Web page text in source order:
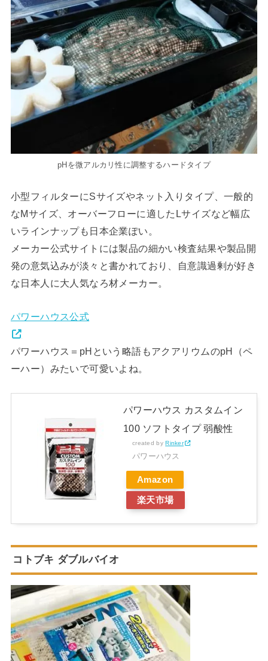
pHを微アルカリ性に調整するハードタイプ
小型フィルターにSサイズやネット入りタイプ、一般的
なMサイズ、オーバーフローに適したLサイズなど幅広
いラインナップも日本企業ぽい。
メーカー公式サイトには製品の細かい検査結果や製品開
発の意気込みが淡々と書かれており、自意識過剰が好き
な日本人に大人気なろ材メーカー。
パワーハウス公式
パワーハウス＝pHという略語もアクアリウムのpH（ペ
ーハー）みたいで可愛いよね。
パワーハウス カスタムイン
100 ソフトタイプ 弱酸性
created byRinker
パワーハウス
Amazon
楽天市場
コトブキ ダブルバイオ